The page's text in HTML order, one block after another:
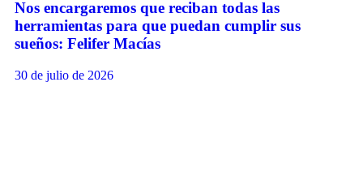
Nos encargaremos que reciban todas las
herramientas para que puedan cumplir sus
sueños: Felifer Macías
30 de julio de 2026